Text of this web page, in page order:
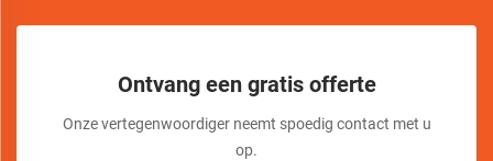
Ontvang een gratis offerte
Onze vertegenwoordiger neemt spoedig contact met u
op.